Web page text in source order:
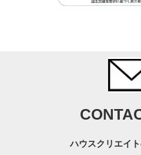
ハウスクリエイ